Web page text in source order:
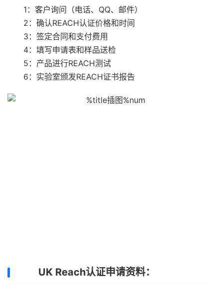
1：客户询问（电话、QQ、邮件）
2：确认REACH认证价格和时间
3：签定合同和支付费用
4：填写申请表和样品送检
5：产品进行REACH测试
6：实验室颁发REACH证书报告
UK Reach认证申请资料：